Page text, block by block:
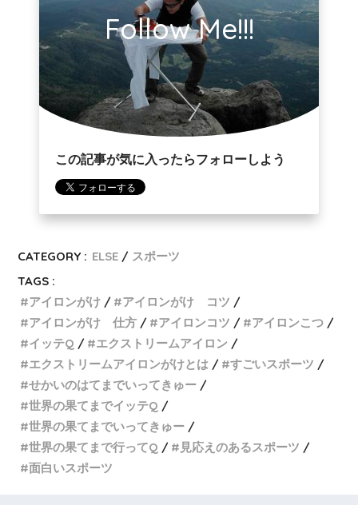
Follow Me!!!
この記事が気に入ったらフォローしよう
CATEGORY : ELSE
スポーツ
TAGS :
アイロンがけ
アイロンがけ コツ
アイロンがけ 仕方
アイロンコツ
アイロンこつ
イッテQ
エクストリームアイロン
エクストリームアイロンがけとは
すごいスポーツ
せかいのはてまでいってきゅー
世界の果てまでイッテQ
世界の果てまでいってきゅー
世界の果てまで行ってQ
見応えのあるスポーツ
面白いスポーツ